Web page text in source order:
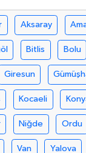
Aksaray
Bitlis Bolu
Giresun
Kocaeli
Niğde Ordu
Van Yalova